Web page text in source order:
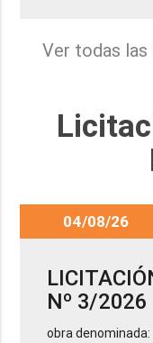
Ver todas
04/08/26
Nº 3/2026
obra denominada: